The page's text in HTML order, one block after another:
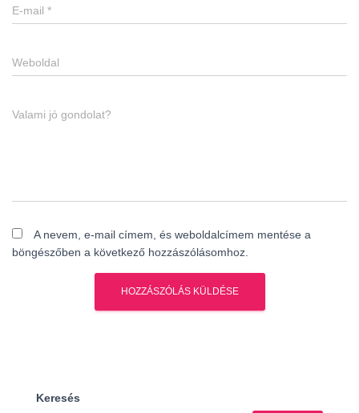
E-mail *
Weboldal
Valami jó gondolat?
A nevem, e-mail címem, és weboldalcímem mentése a
böngészőben a következő hozzászólásomhoz.
Keresés